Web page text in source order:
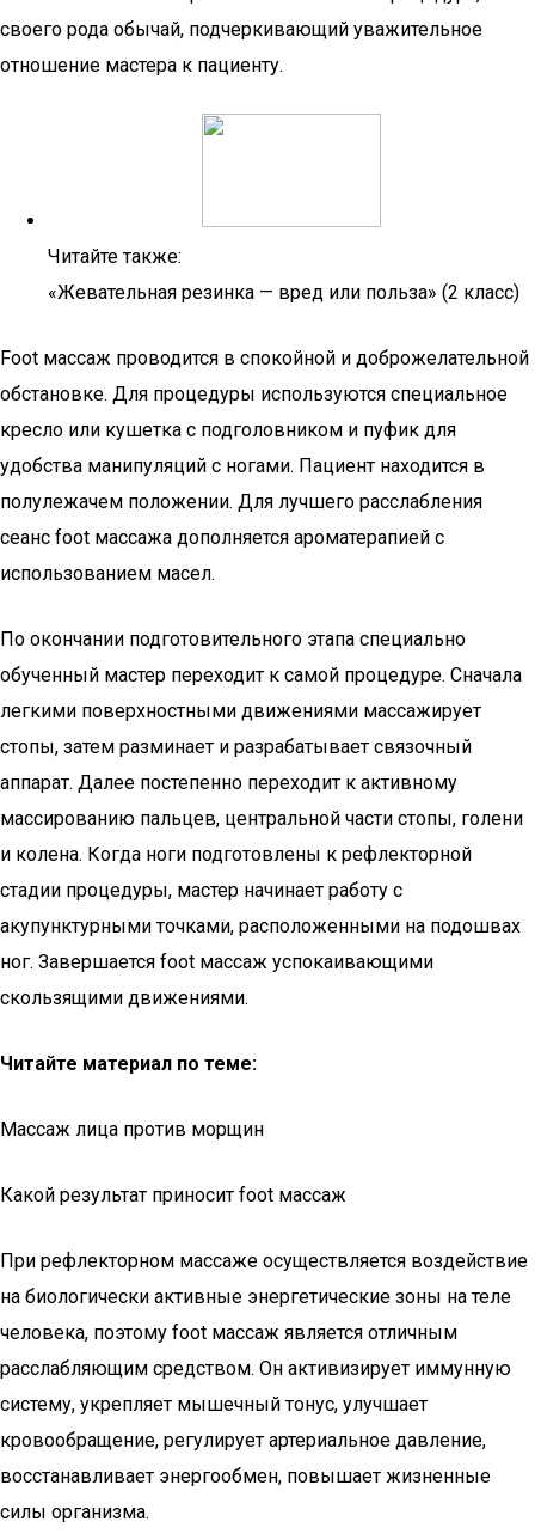
своего рода обычай, подчеркивающий уважительное
отношение мастера к пациенту.
Читайте также:
«Жевательная резинка — вред или польза» (2 класс)
Foot массаж проводится в спокойной и доброжелательной
обстановке. Для процедуры используются специальное
кресло или кушетка с подголовником и пуфик для
удобства манипуляций с ногами. Пациент находится в
полулежачем положении. Для лучшего расслабления
сеанс foot массажа дополняется ароматерапией с
использованием масел.
По окончании подготовительного этапа специально
обученный мастер переходит к самой процедуре. Сначала
легкими поверхностными движениями массажирует
стопы, затем разминает и разрабатывает связочный
аппарат. Далее постепенно переходит к активному
массированию пальцев, центральной части стопы, голени
и колена. Когда ноги подготовлены к рефлекторной
стадии процедуры, мастер начинает работу с
акупунктурными точками, расположенными на подошвах
ног. Завершается foot массаж успокаивающими
скользящими движениями.
Читайте материал по теме:
Массаж лица против морщин
Какой результат приносит foot массаж
При рефлекторном массаже осуществляется воздействие
на биологически активные энергетические зоны на теле
человека, поэтому foot массаж является отличным
расслабляющим средством. Он активизирует иммунную
систему, укрепляет мышечный тонус, улучшает
кровообращение, регулирует артериальное давление,
восстанавливает энергообмен, повышает жизненные
силы организма.